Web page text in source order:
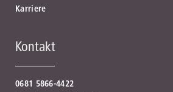
Karriere
Kontakt
0681 5866-4422